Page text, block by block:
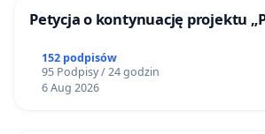
Petycja o kontynuację projektu
152 podpisów
95 Podpisy / 24 godzin
6 Aug 2026